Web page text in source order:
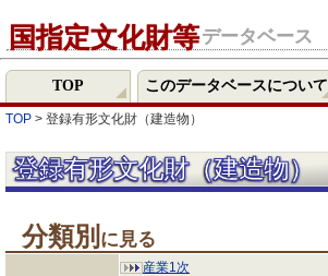
国指定文化財等データベース
TOP このデータベースについて
TOP > 登録有形文化財（建造物）
登録有形文化財（建造物）
分類別 に見る
産業1次